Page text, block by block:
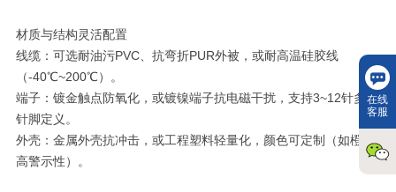
材质与结构灵活配置
线缆：可选耐油污PVC、抗弯折PUR外被，或耐高温硅胶线
（-40℃~200℃）。
端子：镀金触点防氧化，或镀镍端子抗电磁干扰，支持3~12针多种
针脚定义。
外壳：金属外壳抗冲击，或工程塑料轻量化，颜色可定制（如橙色
高警示性）。
在线
客服